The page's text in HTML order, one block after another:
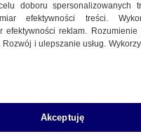
handlu Jamieson
Unii
powołując się na
doboru spersonalizowanych
efektywności treści.
efektywności reklam.
Rozwój i ulepszanie usług.
Akceptuję